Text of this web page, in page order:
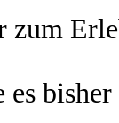
zum
es